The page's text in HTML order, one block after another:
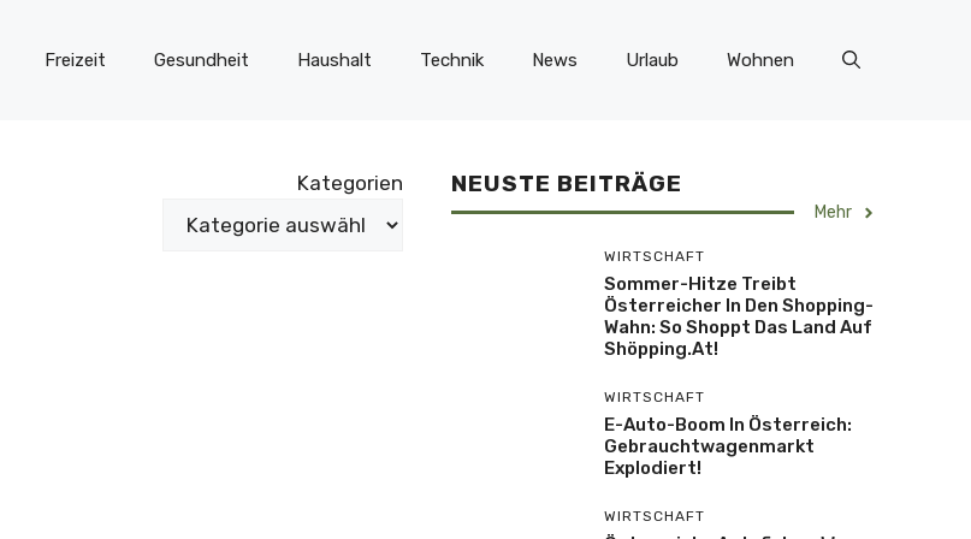
Freizeit Gesundheit Haushalt Technik News Urlaub Wohnen
Kategorien NEUSTE BEITRÄGE
Mehr
WIRTSCHAFT
Sommer-Hitze Treibt
Österreicher In Den Shopping-
Wahn: So Shoppt Das Land Auf
Shöpping.at!
WIRTSCHAFT
E-Auto-Boom In Österreich:
Gebrauchtwagenmarkt
Explodiert!
WIRTSCHAFT